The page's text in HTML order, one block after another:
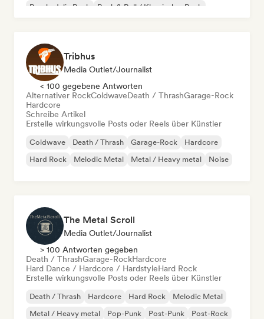
Psychedelic Rock
Rock & Roll / Klassischer Rock
Tribhus
Media Outlet/Journalist
< 100 gegebene Antworten
Alternativer RockColdwaveDeath / ThrashGarage-Rock
Hardcore
Schreibe Artikel
Erstelle wirkungsvolle Posts oder Reels über Künstler
Coldwave Death / Thrash Garage-Rock
Hardcore
Hard Rock
Melodic Metal Metal / Heavy metal Noise
The Metal Scroll
Media Outlet/Journalist
> 100 Antworten gegeben
Death / ThrashGarage-RockHardcore
Hard Dance / Hardcore / HardstyleHard Rock
Erstelle wirkungsvolle Posts oder Reels über Künstler
Death / Thrash Hardcore Hard Rock
Melodic Metal
Metal / Heavy metal
Pop-Punk Post-Punk Post-Rock